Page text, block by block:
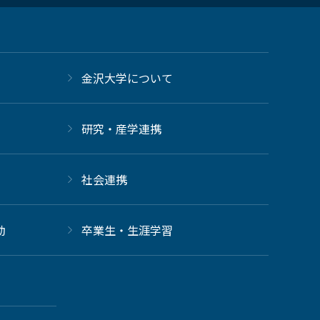
金沢大学について
研究・産学連携
社会連携
卒業生・生涯学習